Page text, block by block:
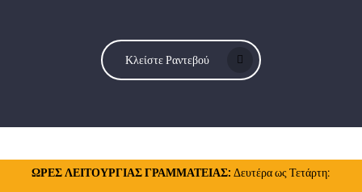
Κλείστε Ραντεβού
ΩΡΕΣ ΛΕΙΤΟΥΡΓΙΑΣ ΓΡΑΜΜΑΤΕΙΑΣ: Δευτέρα ως Τετάρτη: